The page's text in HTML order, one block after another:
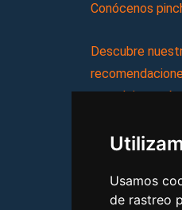
Usamos
de rastreo
Conócenos
Descubre
complejos
viajes, y mucho
MI